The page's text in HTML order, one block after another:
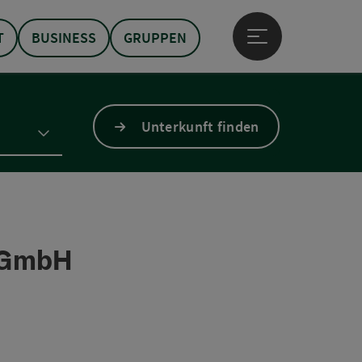
BUSINESS GRUPPEN
Hauptmenü öffnen
Unterkunft finden